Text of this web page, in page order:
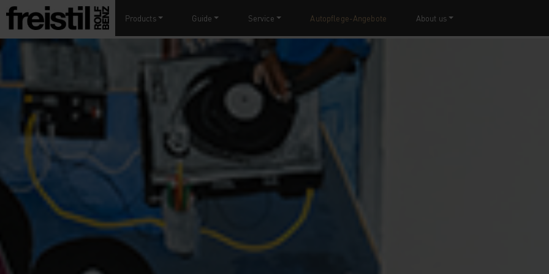
Products Guide Service Autopflege-Angebote About us